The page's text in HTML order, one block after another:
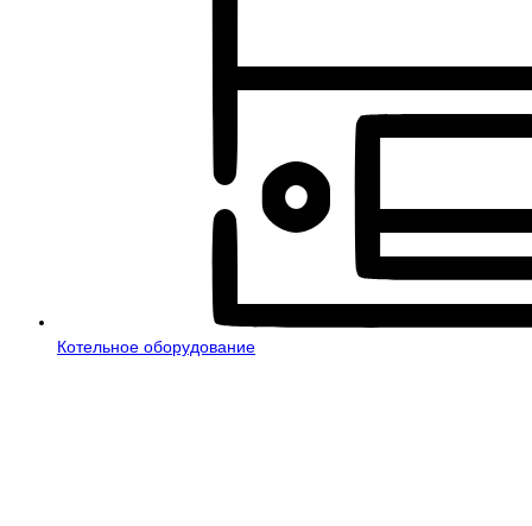
Котельное оборудование